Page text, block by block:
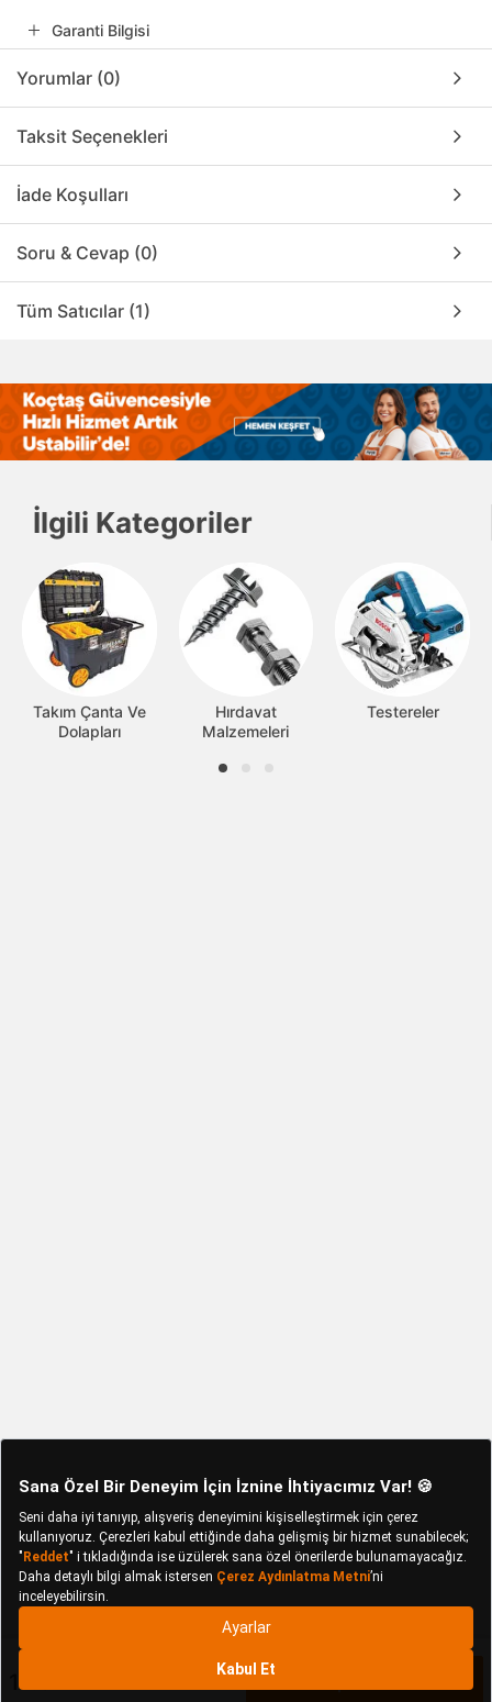
12.544 TL
Garanti Bilgisi
Yorumlar (0)
Taksit Seçenekleri
İade Koşulları
Soru & Cevap (0)
Tüm Satıcılar (1)
İlgili Kategoriler
Takım Çanta Ve
Dolapları
Hırdavat
Malzemeleri
Testereler